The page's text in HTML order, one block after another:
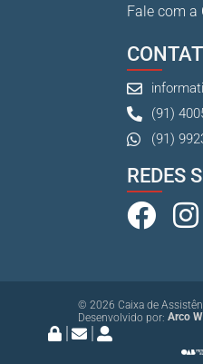
Fale com a
(91)
(91)
REDES
© 2026 Caixa de
Desenvolvido por: Arco